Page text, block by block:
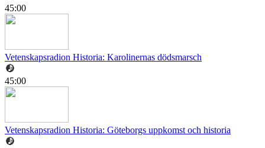
45:00
Vetenskapsradion Historia: Karolinernas dödsmarsch
45:00
Vetenskapsradion Historia: Göteborgs uppkomst och historia